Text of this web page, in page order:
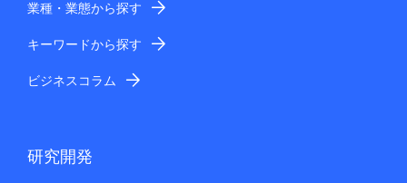
業種・業態から探す
キーワードから探す
ビジネスコラム
研究開発